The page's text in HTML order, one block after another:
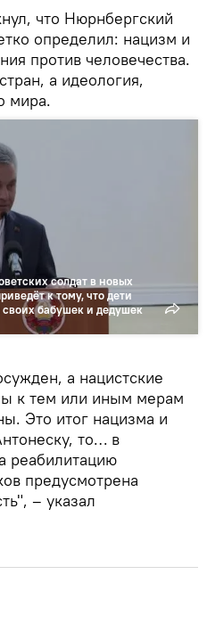
что Нюрнбергский
определил: нацизм и
против человечества.
а идеология,
мира.
солдат в новых
к тому, что дети
бабушек и дедушек
а нацистские
к тем или иным мерам
Это итог нацизма и
то… в
реабилитацию
предусмотрена
– указал